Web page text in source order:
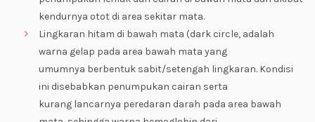
kendurnya otot di area sekitar mata.
Lingkaran hitam di bawah mata (dark circle, adalah
warna gelap pada area bawah mata yang
umumnya berbentuk sabit/setengah lingkaran. Kondisi
ini disebabkan penumpukan cairan serta
kurang lancarnya peredaran darah pada area bawah